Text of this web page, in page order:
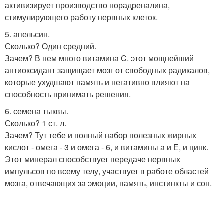
активизирует производство норадреналина,
стимулирующего работу нервных клеток.
5. апельсин.
Сколько? Один средний.
Зачем? В нем много витамина C. этот мощнейший
антиоксидант защищает мозг от свободных радикалов,
которые ухудшают память и негативно влияют на
способность принимать решения.
6. семена тыквы.
Сколько? 1 ст. л.
Зачем? Тут тебе и полный набор полезных жирных
кислот - омега - 3 и омега - 6, и витамины а и Е, и цинк.
Этот минерал способствует передаче нервных
импульсов по всему телу, участвует в работе областей
мозга, отвечающих за эмоции, память, инстинкты и сон.